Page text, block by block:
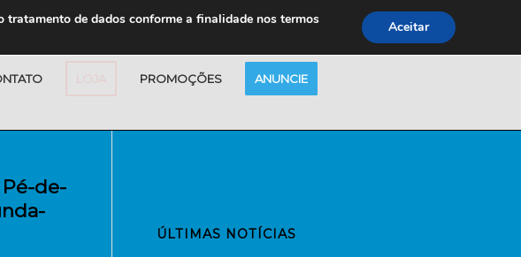
PROMOÇÕES ANUNCIE
de-
ÚLTIMAS NOTÍCIAS
tratamento de dados conforme a finalidade nos termos
Aceitar